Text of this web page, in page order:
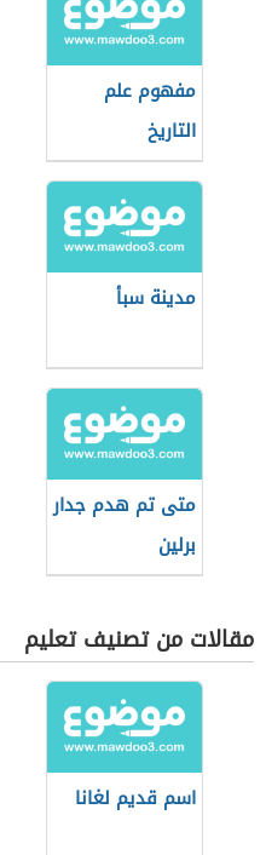
مفهوم علم
التاريخ
مدينة سبأ
متى تم هدم جدار
برلين
مقالات من تصنيف تعليم
اسم قديم لغانا